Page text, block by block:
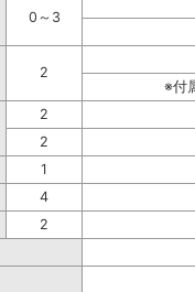
0～3
2
※付
2
2
1
4
2